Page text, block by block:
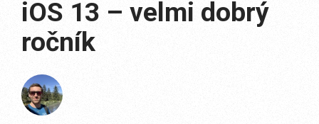
iOS 13 – velmi dobrý
ročník